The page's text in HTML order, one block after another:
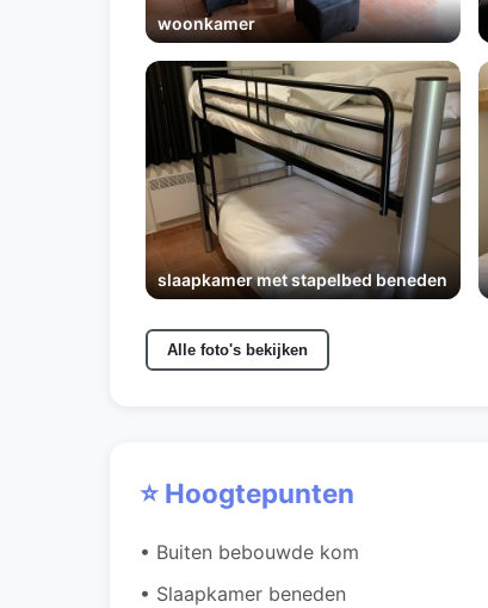
woonkamer
slaapkamer met stapelbed beneden
Alle foto's bekijken
⭐ Hoogtepunten
• Buiten bebouwde kom
• Slaapkamer beneden